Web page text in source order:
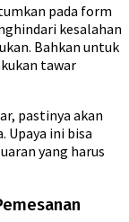
pada form
kesalahan
Bahkan untuk
tawar
pastinya akan
Upaya ini bisa
yang harus